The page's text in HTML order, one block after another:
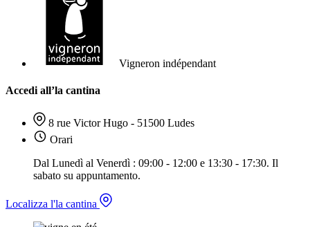
Vigneron indépendant
Accedi all’la cantina
8 rue Victor Hugo - 51500 Ludes
Orari
Dal Lunedì al Venerdì : 09:00 - 12:00 e 13:30 - 17:30. Il
sabato su appuntamento.
Localizza l'la cantina